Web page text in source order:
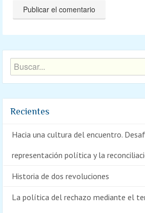
Recientes
Hacia una cultura del encuentro.
representación política y la
Historia de dos revoluciones
La política del rechazo mediante el